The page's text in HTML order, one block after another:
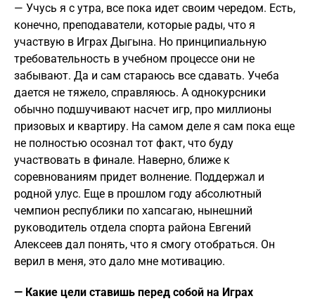
— Учусь я с утра, все пока идет своим чередом. Есть,
конечно, преподаватели, которые рады, что я
участвую в Играх Дыгына. Но принципиальную
требовательность в учебном процессе они не
забывают. Да и сам стараюсь все сдавать. Учеба
дается не тяжело, справляюсь. А однокурсники
обычно подшучивают насчет игр, про миллионы
призовых и квартиру. На самом деле я сам пока еще
не полностью осознал тот факт, что буду
участвовать в финале. Наверно, ближе к
соревнованиям придет волнение. Поддержал и
родной улус. Еще в прошлом году абсолютный
чемпион республики по хапсагаю, нынешний
руководитель отдела спорта района Евгений
Алексеев дал понять, что я смогу отобраться. Он
верил в меня, это дало мне мотивацию.
— Какие цели ставишь перед собой на Играх